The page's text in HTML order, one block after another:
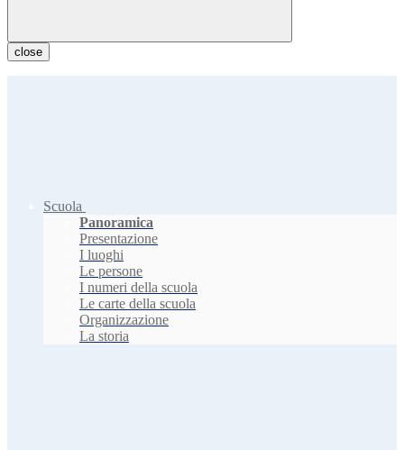
close
Scuola
Panoramica
Presentazione
I luoghi
Le persone
I numeri della scuola
Le carte della scuola
Organizzazione
La storia